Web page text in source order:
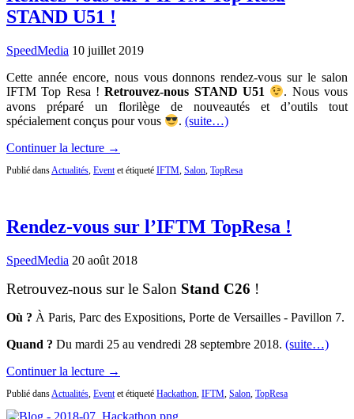
STAND U51 !
SpeedMedia 10 juillet 2019
Cette année encore, nous vous donnons rendez-vous sur le salon
IFTM Top Resa !Retrouvez-nous STAND U51
. Nous vous
avons préparé un florilège de nouveautés et d’outils tout
spécialement conçus pour vous
.(suite…)
Continuer la lecture →
Publié dansActualités, Eventet étiqueté IFTM, Salon, TopResa
Rendez-vous sur l’IFTM TopResa !
SpeedMedia 20 août 2018
Retrouvez-nous sur le Salon Stand C26 !
Où ? À Paris, Parc des Expositions, Porte de Versailles - Pavillon 7.
Quand ? Du mardi 25 au vendredi 28 septembre 2018. (suite…)
Continuer la lecture →
Publié dansActualités, Eventet étiqueté Hackathon, IFTM, Salon, TopResa